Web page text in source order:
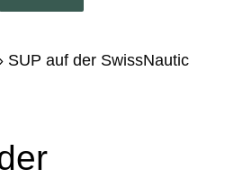
SUP auf der SwissNautic